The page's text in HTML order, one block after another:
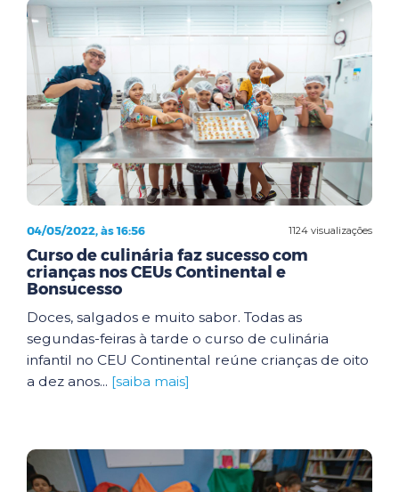
1124 visualizações
04/05/2022, às 16:56
Curso de culinária faz sucesso com
crianças nos CEUs Continental e
Bonsucesso
Doces, salgados e muito sabor. Todas as
segundas-feiras à tarde o curso de culinária
infantil no CEU Continental reúne crianças de oito
a dez anos... [saiba mais]